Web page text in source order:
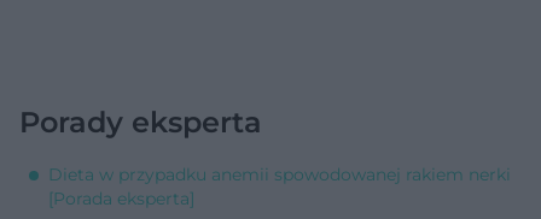
Porady eksperta
Dieta w przypadku anemii spowodowanej rakiem nerki
[Porada eksperta]